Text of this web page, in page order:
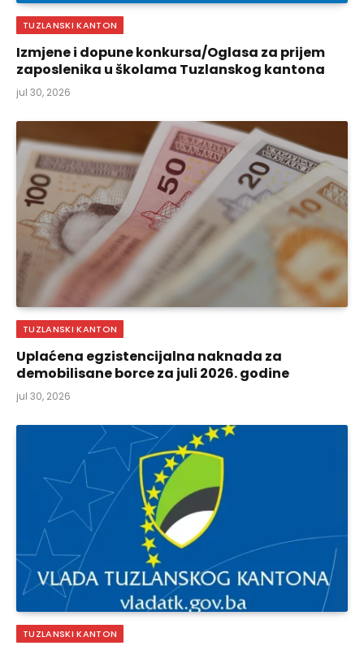
TUZLANSKI KANTON
Izmjene i dopune konkursa/Oglasa za prijem
zaposlenika u školama Tuzlanskog kantona
jul 30, 2026
TUZLANSKI KANTON
Uplaćena egzistencijalna naknada za
demobilisane borce za juli 2026. godine
jul 30, 2026
TUZLANSKI KANTON